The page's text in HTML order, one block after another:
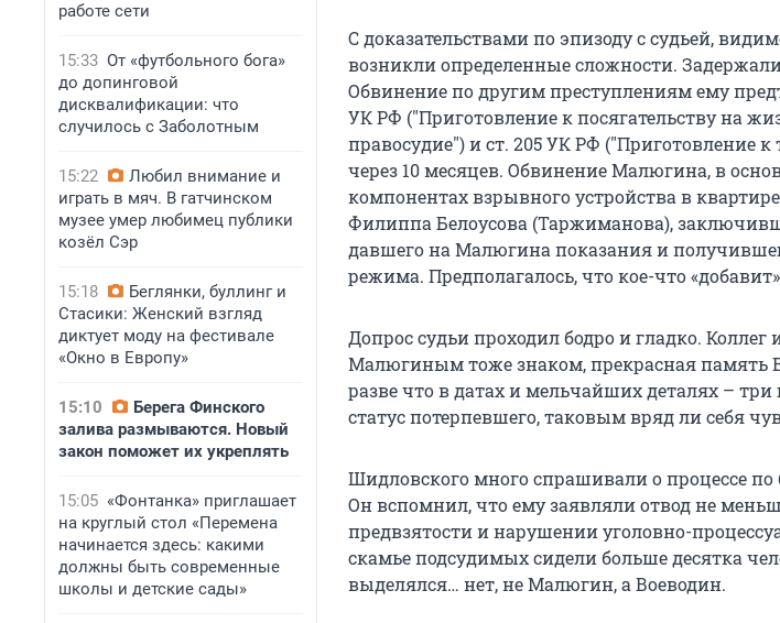
работе сети
15:33 От «футбольного бога»
до допинговой
дисквалификации: что
случилось с Заболотным
15:22
Любил внимание и
играть в мяч. В гатчинском
музее умер любимец публики
козёл Сэр
15:18
Беглянки, буллинг и
Стасики: Женский взгляд
диктует моду на фестивале
«Окно в Европу»
15:10
Берега Финского
залива размываются. Новый
закон поможет их укреплять
15:05 «Фонтанка» приглашает
на круглый стол «Перемена
начинается здесь: какими
должны быть современные
школы и детские сады»
С доказательствами по эпизоду с судьей,
возникли определенные сложности. Задержали
Обвинение по другим преступлениям ему
УК РФ ("Приготовление к посягательству на
правосудие") и ст. 205 УК РФ ("Приготовление к
через 10 месяцев. Обвинение Малюгина, в
компонентах взрывного устройства в
Филиппа Белоусова (Таржиманова),
давшего на Малюгина показания и
режима. Предполагалось, что кое-что
Допрос судьи проходил бодро и гладко. Коллег
Малюгиным тоже знаком, прекрасная память
разве что в датах и мельчайших деталях –
статус потерпевшего, таковым вряд ли себя
Шидловского много спрашивали о процессе по
Он вспомнил, что ему заявляли отвод не
предвзятости и нарушении уголовно-
скамье подсудимых сидели больше десятка
выделялся… нет, не Малюгин, а Воеводин.